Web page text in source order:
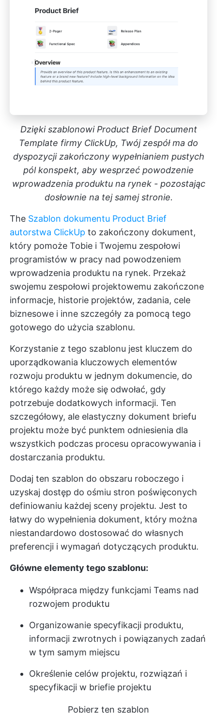
Dzięki szablonowi Product Brief Document
Template firmy ClickUp, Twój zespół ma do
dyspozycji zakończony wypełnianiem pustych
pól konspekt, aby wesprzeć powodzenie
wprowadzenia produktu na rynek - pozostając
dosłownie na tej samej stronie.
The Szablon dokumentu Product Brief
autorstwa ClickUp to zakończony dokument,
który pomoże Tobie i Twojemu zespołowi
programistów w pracy nad powodzeniem
wprowadzenia produktu na rynek. Przekaż
swojemu zespołowi projektowemu zakończone
informacje, historie projektów, zadania, cele
biznesowe i inne szczegóły za pomocą tego
gotowego do użycia szablonu.
Korzystanie z tego szablonu jest kluczem do
uporządkowania kluczowych elementów
rozwoju produktu w jednym dokumencie, do
którego każdy może się odwołać, gdy
potrzebuje dodatkowych informacji. Ten
szczegółowy, ale elastyczny dokument briefu
projektu może być punktem odniesienia dla
wszystkich podczas procesu opracowywania i
dostarczania produktu.
Dodaj ten szablon do obszaru roboczego i
uzyskaj dostęp do ośmiu stron poświęconych
definiowaniu każdej sceny projektu. Jest to
łatwy do wypełnienia dokument, który można
niestandardowo dostosować do własnych
preferencji i wymagań dotyczących produktu.
Główne elementy tego szablonu:
Współpraca między funkcjami Teams nad
rozwojem produktu
Organizowanie specyfikacji produktu,
informacji zwrotnych i powiązanych zadań
w tym samym miejscu
Określenie celów projektu, rozwiązań i
specyfikacji w briefie projektu
Pobierz ten szablon